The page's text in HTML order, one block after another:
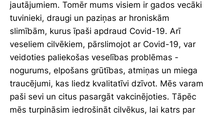
jautājumiem. Tomēr mums visiem ir gados vecāki
tuvinieki, draugi un paziņas ar hroniskām
slimībām, kurus īpaši apdraud Covid-19. Arī
veseliem cilvēkiem, pārslimojot ar Covid-19, var
veidoties paliekošas veselības problēmas -
nogurums, elpošans grūtības, atmiņas un miega
traucējumi, kas liedz kvalitatīvi dzīvot. Mēs varam
paši sevi un citus pasargāt vakcinējoties. Tāpēc
mēs turpināsim iedrošināt cilvēkus, lai katrs par